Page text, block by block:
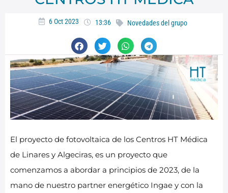
6 Oct 2023 13:36 Novedades del grupo
El proyecto de fotovoltaica de los Centros HT Médica
de Linares y Algeciras, es un proyecto que
comenzamos a abordar a principios de 2023, de la
mano de nuestro partner energético Ingae y con la